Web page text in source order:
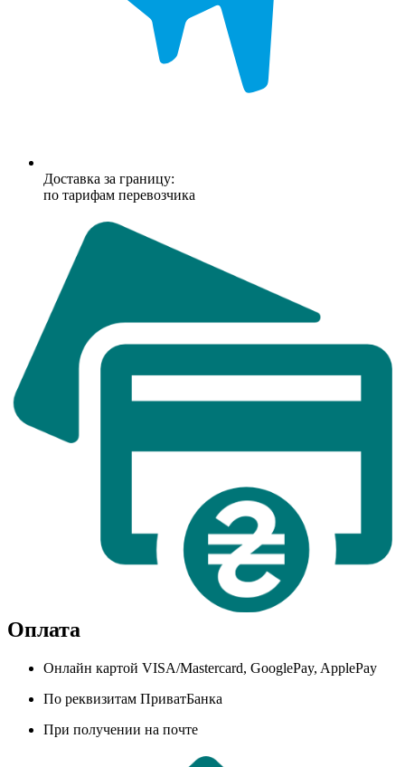
Доставка за границу:
по тарифам перевозчика
Оплата
Онлайн картой VISA/Mastercard, GooglePay, ApplePay
По реквизитам ПриватБанка
При получении на почте